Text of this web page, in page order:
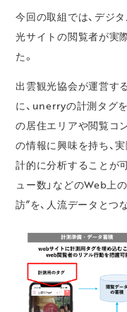
今回の取組では、デジ
光サイトの閲覧者が実
た。
出雲観光協会が運営す
に、unerryの計測タグ
の居住エリアや閲覧コ
の情報に興味を持ち、
計的に分析することが
ュー数」などのWeb上
訪”を、人流データとつ